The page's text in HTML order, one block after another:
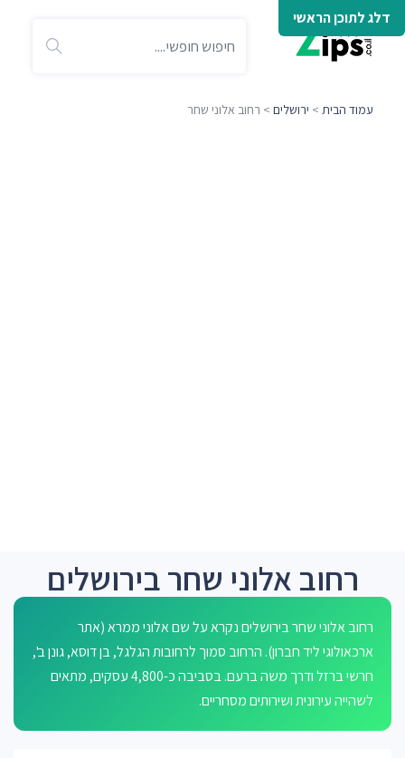
דלג לתוכן הראשי
עמוד הבית > ירושלים > רחוב אלוני שחר
רחוב אלוני שחר בירושלים
רחוב אלוני שחר בירושלים נקרא על שם אלוני ממרא (אתר
ארכאולוגי ליד חברון). הרחוב סמוך לרחובות הגלגל, בן דוסא, גונן ב',
חרשי ברזל ודרך משה ברעם. בסביבה כ-4,800 עסקים, מתאים
לשהייה עירונית ושירותים מסחריים.